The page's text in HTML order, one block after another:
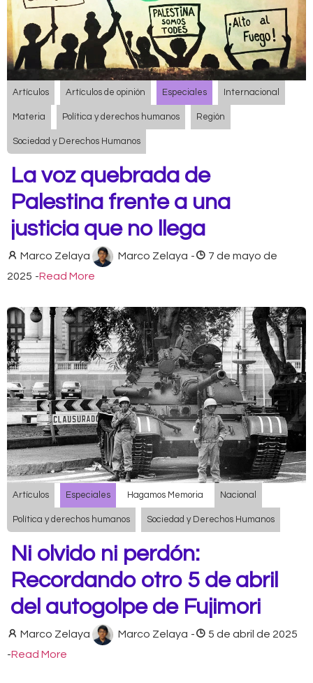
Artículos Artículos de opinión Especiales Internacional
Materia Política y derechos humanos Región
Sociedad y Derechos Humanos
La voz quebrada de
Palestina frente a una
justicia que no llega
Marco Zelaya Marco Zelaya -
7 de mayo de
2025 -Read More
Artículos Especiales Hagamos Memoria Nacional
Política y derechos humanos Sociedad y Derechos Humanos
Ni olvido ni perdón:
Recordando otro 5 de abril
del autogolpe de Fujimori
Marco Zelaya Marco Zelaya -
5 de abril de 2025
-Read More